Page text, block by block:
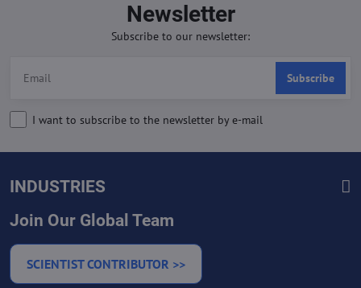
Newsletter
Subscribe to our newsletter:
Subscribe
I want to subscribe to the newsletter by e-mail
INDUSTRIES
Join Our Global Team
SCIENTIST CONTRIBUTOR >>